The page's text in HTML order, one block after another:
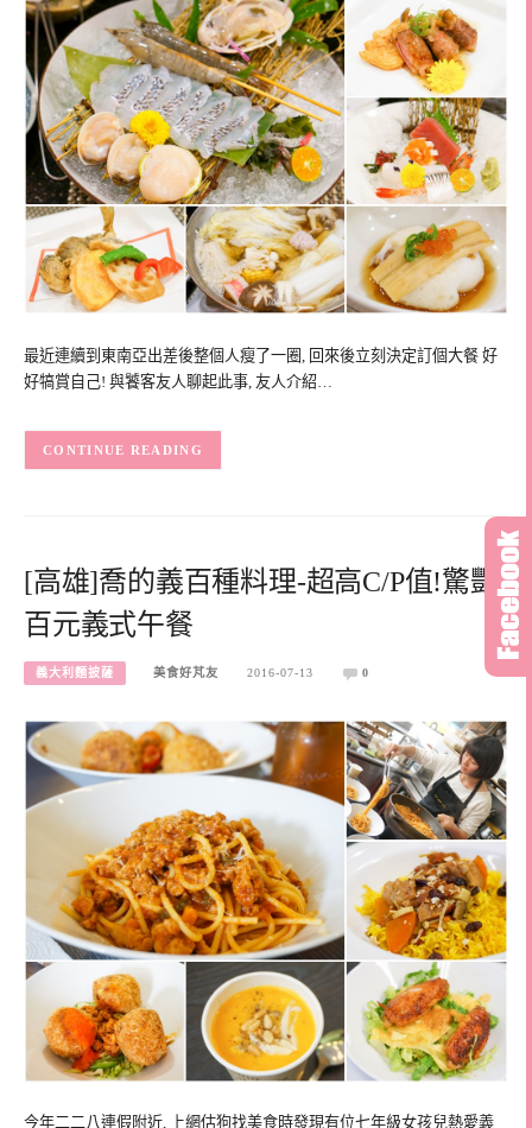
最近連續到東南亞出差後整個人瘦了一圈, 回來後立刻決定訂個大餐 好
好犒賞自己! 與饕客友人聊起此事, 友人介紹…
CONTINUE READING
[高雄]喬的義百種料理-超高C/P值!驚豔
百元義式午餐
義大利麵披薩 美食好芃友 2016-07-13 0
今年二二八連假附近, 上網估狗找美食時發現有位七年級女孩兒熱愛義